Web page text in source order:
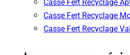
Casse Fert Recyclage
Casse Fert Recyclage